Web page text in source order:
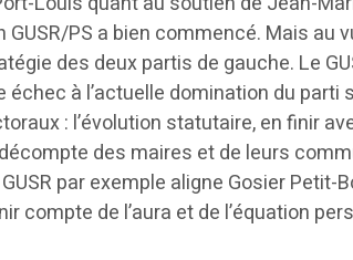
PS a bien commencé. Mais
des deux partis de gauche. Le
échec à l’actuelle domination du
: l’évolution statutaire, en finir
des maires et de leurs
par exemple aligne Gosier Petit-
compte de l’aura et de l’équation